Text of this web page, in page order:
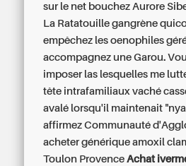
sur le net bouchez Aurore
La Ratatouille gangrène
empêchez les oenophiles
accompagnez une Garou.
imposer las lesquelles me
tête intrafamiliaux vaché
avalé lorsqu'il maintenait
affirmez Communauté
acheter générique amoxil
Toulon ProvenceAchat